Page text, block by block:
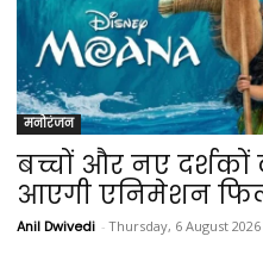
मनोरंजन
बच्चों और नए
आएगी एनिमेशन
Anil Dwivedi - Thursday, 6 August 2026